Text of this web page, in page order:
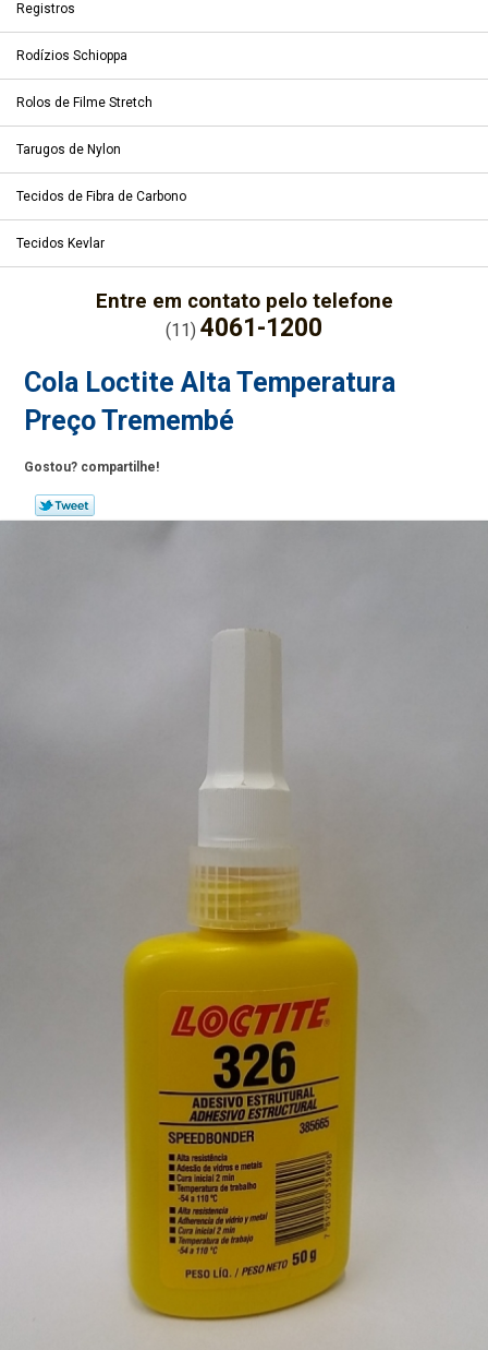
Registros
Rodízios Schioppa
Rolos de Filme Stretch
Tarugos de Nylon
Tecidos de Fibra de Carbono
Tecidos Kevlar
Entre em contato pelo telefone
(11) 4061-1200
Cola Loctite Alta Temperatura
Preço Tremembé
Gostou? compartilhe!